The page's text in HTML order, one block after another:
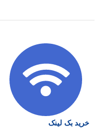
خرید بک لینک